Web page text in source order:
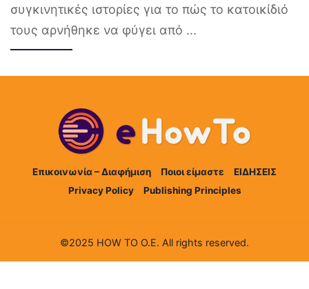
συγκινητικές ιστορίες για το πώς το κατοικίδιό
τους αρνήθηκε να φύγει από ...
Επικοινωνία – Διαφήμιση Ποιοι είμαστε
ΕΙΔΗΣΕΙΣ
Privacy Policy
Publishing Principles
©2025 HOW TO Ο.Ε. All rights reserved.